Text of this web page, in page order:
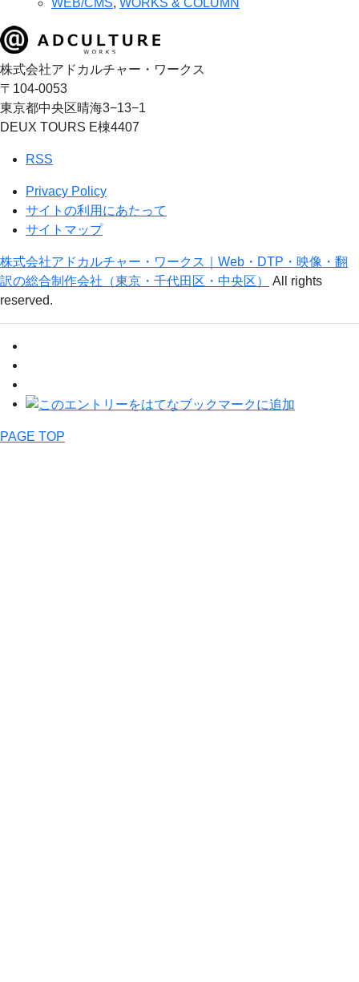
WEB/CMS, WORKS & COLUMN
株式会社アドカルチャー・ワークス
〒104-0053
東京都中央区晴海3−13−1
DEUX TOURS E棟4407
RSS
Privacy Policy
サイトの利用にあたって
サイトマップ
株式会社アドカルチャー・ワークス｜Web・DTP・映像・翻
訳の総合制作会社（東京・千代田区・中央区）
All rights
reserved.
PAGE TOP